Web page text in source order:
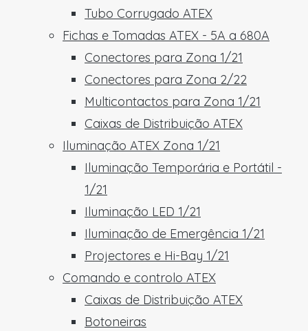
Tubo Corrugado ATEX
Fichas e Tomadas ATEX - 5A a 680A
Conectores para Zona 1/21
Conectores para Zona 2/22
Multicontactos para Zona 1/21
Caixas de Distribuição ATEX
Iluminação ATEX Zona 1/21
Iluminação Temporária e Portátil -
1/21
Iluminação LED 1/21
Iluminação de Emergência 1/21
Projectores e Hi-Bay 1/21
Comando e controlo ATEX
Caixas de Distribuição ATEX
Botoneiras